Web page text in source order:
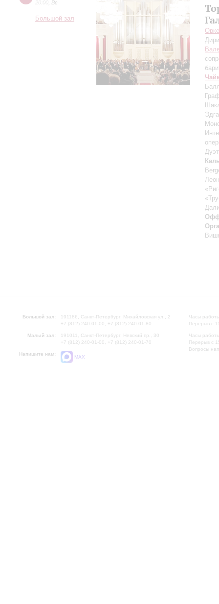
20:00 Вс
Большой зал
Большой зал:
191186, Санкт-Петербург, Михайловская ул., 2
+7 (812) 240-01-00, +7 (812) 240-01-80
Малый зал:
191011, Санкт-Петербург, Невский пр., 30
+7 (812) 240-01-00, +7 (812) 240-01-70
Напишите нам:
MAX
Часы
Перерыв с
Часы
Перерыв с
Вопросы